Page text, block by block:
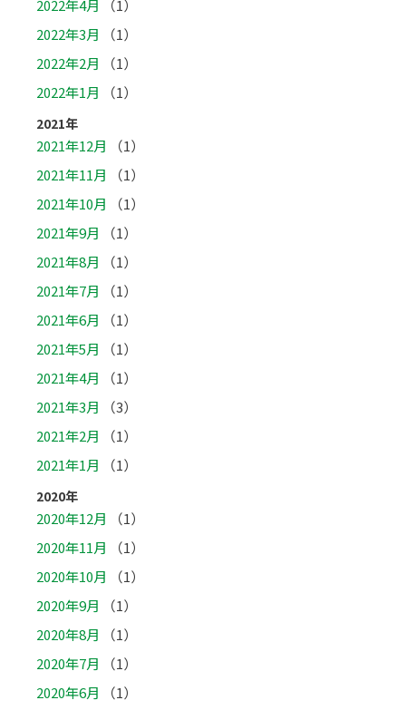
2022年4月
（1）
2022年3月
（1）
2022年2月
（1）
2022年1月
（1）
2021年
2021年12月
（1）
2021年11月
（1）
2021年10月
（1）
2021年9月
（1）
2021年8月
（1）
2021年7月
（1）
2021年6月
（1）
2021年5月
（1）
2021年4月
（1）
2021年3月
（3）
2021年2月
（1）
2021年1月
（1）
2020年
2020年12月
（1）
2020年11月
（1）
2020年10月
（1）
2020年9月
（1）
2020年8月
（1）
2020年7月
（1）
2020年6月
（1）